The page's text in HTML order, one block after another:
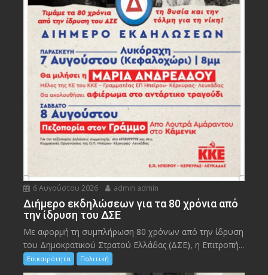
6 Αυγούστου 2026 admin admin
Διήμερο εκδηλώσεων για τα 80 χρόνια από
την ίδρυση του ΔΣΕ
Με αφορμή τη συμπλήρωση 80 χρόνων από την ίδρυση
του Δημοκρατικού Στρατού Ελλάδας (ΔΣΕ), η Επιτροπή...
Επικαιρότητα Πολιτική